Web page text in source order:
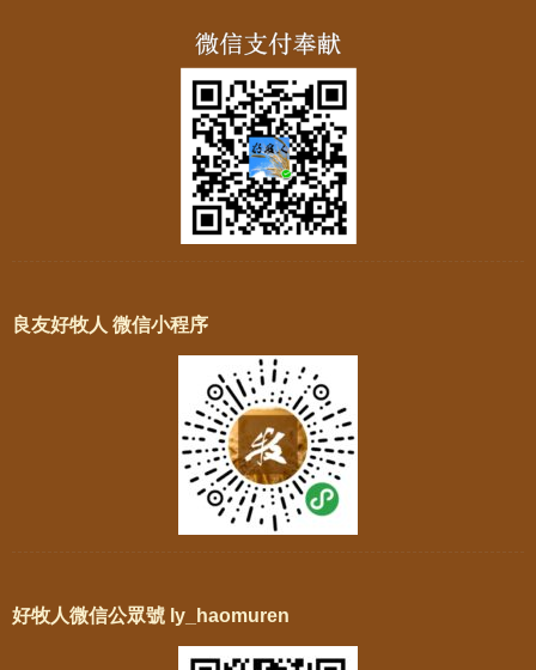
良友好牧人 微信小程序
好牧人微信公眾號 ly_haomuren